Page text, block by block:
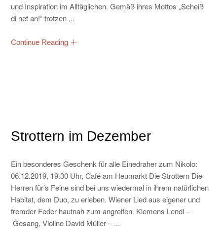
und Inspiration im Alltäglichen. Gemäß ihres Mottos „Scheiß
di net an!“ trotzen ...
Continue Reading
Strottern im Dezember
Ein besonderes Geschenk für alle Einedraher zum Nikolo:
06.12.2019, 19.30 Uhr, Café am Heumarkt Die Strottern Die
Herren für’s Feine sind bei uns wiedermal in ihrem natürlichen
Habitat, dem Duo, zu erleben. Wiener Lied aus eigener und
fremder Feder hautnah zum angreifen. Klemens Lendl –
Gesang, Violine David Müller – ...